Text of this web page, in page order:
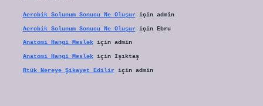
Aerobik Solunum Sonucu Ne Oluşuriçin admin
Aerobik Solunum Sonucu Ne Oluşuriçin Ebru
Anatomi Hangi Meslekiçin admin
Anatomi Hangi Meslekiçin Işıktaş
Rtük Nereye Şikayet Ediliriçin admin